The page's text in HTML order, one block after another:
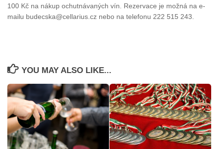
100 Kč na nákup ochutnávaných vín. Rezervace je možná na e-
mailu budecska@cellarius.cz nebo na telefonu 222 515 243.
YOU MAY ALSO LIKE...